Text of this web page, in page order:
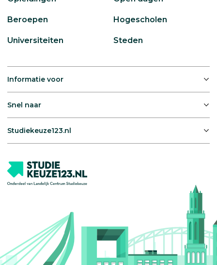
Beroepen Hogescholen
Universiteiten Steden
Informatie voor
Snel naar
Studiekeuze123.nl